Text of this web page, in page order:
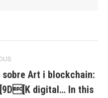
Art i blockchain:
digital… In this